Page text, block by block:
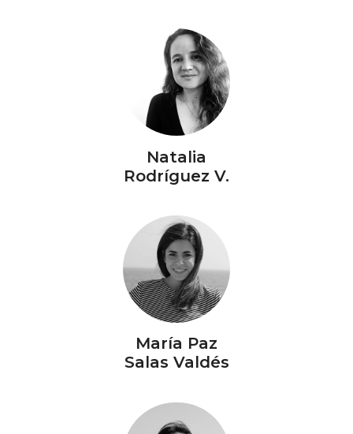
Natalia
Rodríguez V.
María Paz
Salas Valdés